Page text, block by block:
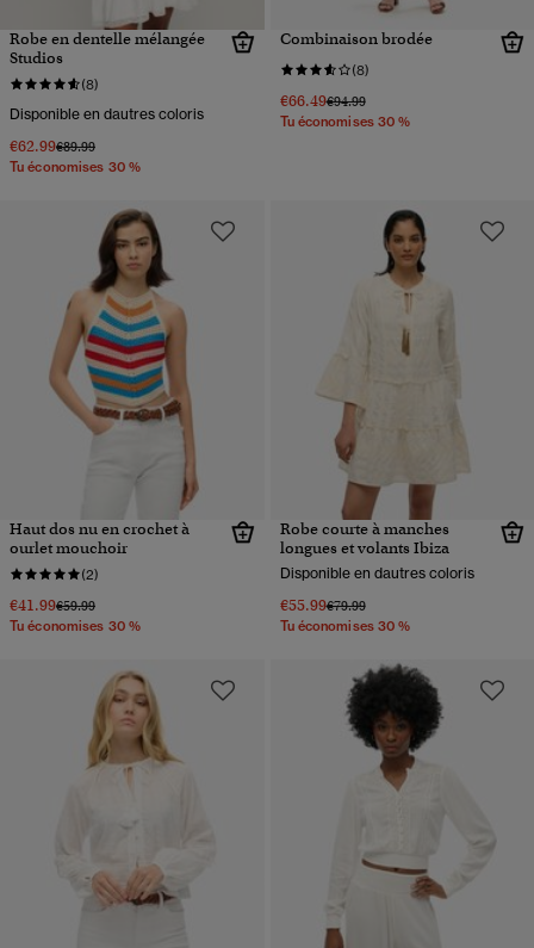
Robe en dentelle mélangée
Studios
(8)
Disponible en dautres coloris
€62.99Prix réduit de
€89.99à
Tu économises 30 %
Combinaison brodée
(8)
€66.49Prix réduit de
€94.99à
Tu économises 30 %
Haut dos nu en crochet à
ourlet mouchoir
(2)
€41.99Prix réduit de
€59.99à
Tu économises 30 %
Robe courte à manches
longues et volants Ibiza
Disponible en dautres coloris
€55.99Prix réduit de
€79.99à
Tu économises 30 %